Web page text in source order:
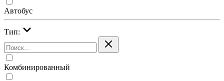
Автобус
Тип:
Комбинированный